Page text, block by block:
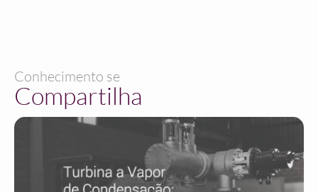
Conhecimento se
Compartilha